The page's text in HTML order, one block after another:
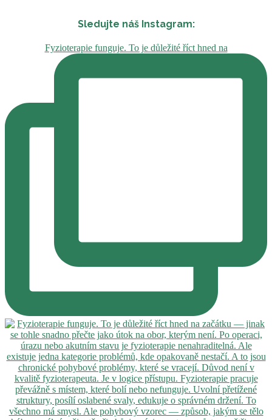
Sledujte náš Instagram:
Fyzioterapie funguje. To je důležité říct hned na